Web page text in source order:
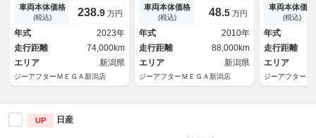
Ｖ レーダークルーズコントロ
ール 電動リアゲート シート
ヒーター パワーシート レー
ンアシスト Ｂｌｕｅｔｏｏｔ
ｈ接続 雹害車
車両本体価格
(税込) 238.9 万円
年式
2023年
走行距離
74,000km
エリア
新潟県
ジーアフターＭＥＧＡ新潟店
オートライト 電動格納ミラ
ー ＣＤ再生 衝突安全ボデ
ィ 社外１７インチアルミホイ
ール ＳＰＳエアバッグ ブレ
ーキＬＳＤ
車両本体価格
(税込) 48.5 万円
年式
2010年
走行距離
88,000km
エリア
新潟県
ジーアフターＭＥＧＡ新潟店
ＴＶ 全周囲
ロット レー
トロール デ
ラー 温熱黒
付きパワーシ
充電 ＥＴＣ
車両本体価格
(税込)
年式
走行距離
エリア
ジーアフターＭ
UP 日産